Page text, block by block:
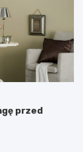
przed